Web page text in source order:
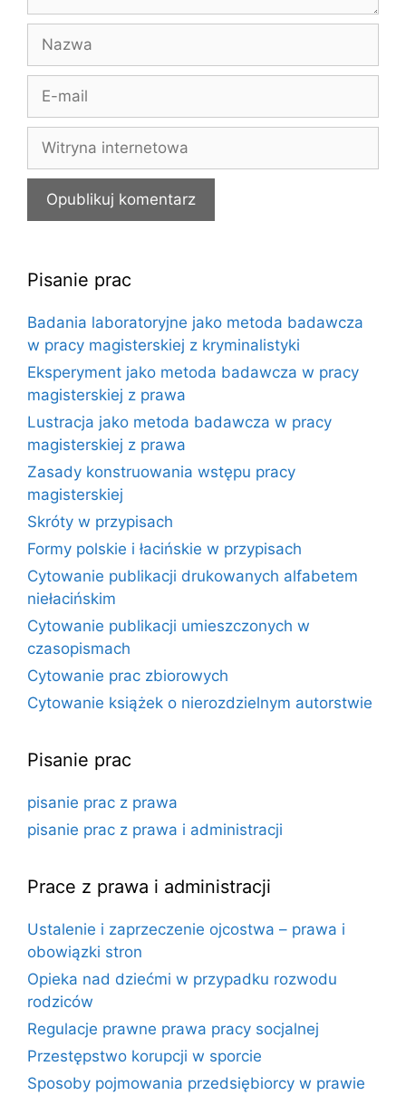
mail
internetowa
Pisanie prac
Badania laboratoryjne jako metoda badawcza
w pracy magisterskiej z kryminalistyki
Eksperyment jako metoda badawcza w pracy
magisterskiej z prawa
Lustracja jako metoda badawcza w pracy
magisterskiej z prawa
Zasady konstruowania wstępu pracy
magisterskiej
Skróty w przypisach
Formy polskie i łacińskie w przypisach
Cytowanie publikacji drukowanych alfabetem
niełacińskim
Cytowanie publikacji umieszczonych w
czasopismach
Cytowanie prac zbiorowych
Cytowanie książek o nierozdzielnym autorstwie
Pisanie prac
pisanie prac z prawa
pisanie prac z prawa i administracji
Prace z prawa i administracji
Ustalenie i zaprzeczenie ojcostwa – prawa i
obowiązki stron
Opieka nad dziećmi w przypadku rozwodu
rodziców
Regulacje prawne prawa pracy socjalnej
Przestępstwo korupcji w sporcie
Sposoby pojmowania przedsiębiorcy w prawie